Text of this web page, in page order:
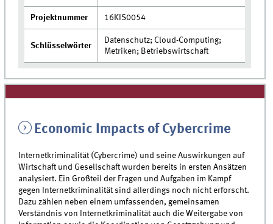
Projektnummer 16KIS0054
Schlüsselwörter
Datenschutz; Cloud-Computing;
Metriken; Betriebswirtschaft
Economic Impacts of Cybercrime
Internetkriminalität (Cybercrime) und seine Auswirkungen auf
Wirtschaft und Gesellschaft wurden bereits in ersten Ansätzen
analysiert. Ein Großteil der Fragen und Aufgaben im Kampf
gegen Internetkriminalität sind allerdings noch nicht erforscht.
Dazu zählen neben einem umfassenden, gemeinsamen
Verständnis von Internetkriminalität auch die Weitergabe von